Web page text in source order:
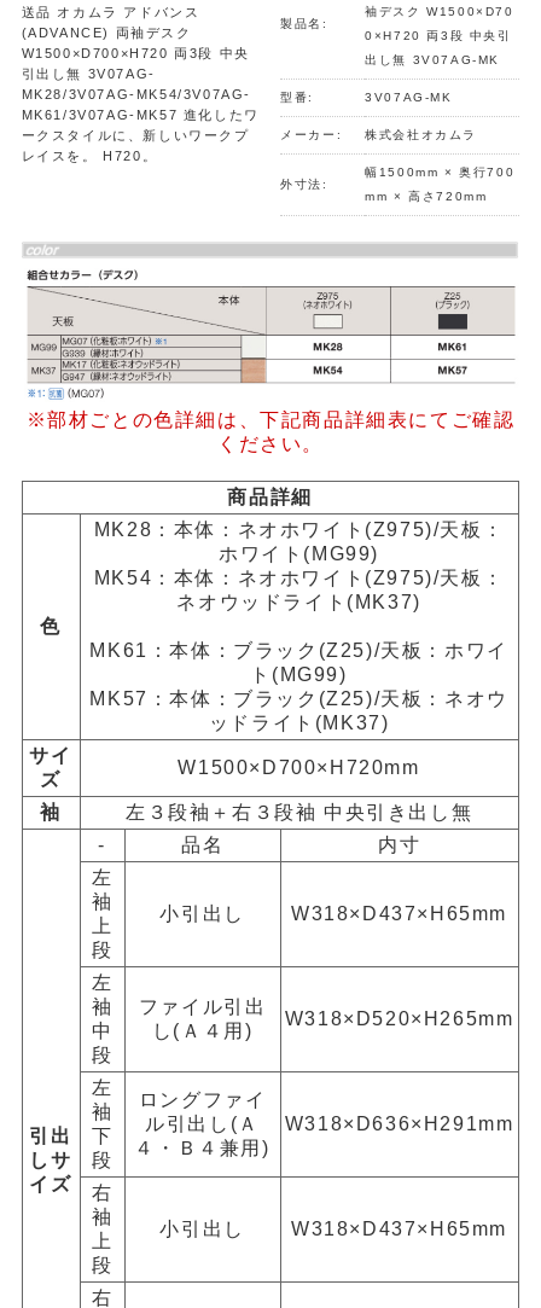
送品 オカムラ アドバンス
(ADVANCE) 両袖デスク
W1500×D700×H720 両3段 中央
引出し無 3V07AG-
MK28/3V07AG-MK54/3V07AG-
MK61/3V07AG-MK57 進化したワ
ークスタイルに、新しいワークプ
レイスを。 H720。
製品名:
袖デスク W1500×D70
0×H720 両3段 中央引
出し無 3V07AG-MK
型番: 3V07AG-MK
メーカー: 株式会社オカムラ
外寸法:
幅1500mm × 奥行700
mm × 高さ720mm
※部材ごとの色詳細は、下記商品詳細表にてご確認
ください。
商品詳細
色
MK28：本体：ネオホワイト(Z975)/天板：
ホワイト(MG99)
MK54：本体：ネオホワイト(Z975)/天板：
ネオウッドライト(MK37)
MK61：本体：ブラック(Z25)/天板：ホワイ
ト(MG99)
MK57：本体：ブラック(Z25)/天板：ネオウ
ッドライト(MK37)
サイ
ズ
W1500×D700×H720mm
袖 左３段袖＋右３段袖 中央引き出し無
引出
しサ
イズ
- 品名
内寸
左
袖
上
段
小引出し W318×D437×H65mm
左
袖
中
段
ファイル引出
し(Ａ４用)
W318×D520×H265mm
左
袖
下
段
ロングファイ
ル引出し(Ａ
４・Ｂ４兼用)
W318×D636×H291mm
右
袖
上
段
小引出し W318×D437×H65mm
右